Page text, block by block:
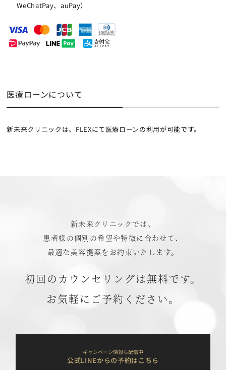
WeChatPay、auPay）
医療ローンについて
新未来クリニックは、FLEXにて医療ローンの利用が可能です。
新未来クリニックでは、
患者様の個別の希望や特徴に合わせて、
最適な美容提案をお約束いたします。
初回のカウンセリングは無料です。
お気軽にご予約ください。
キャンペーン情報も配信中
公式LINEからの予約はこちら